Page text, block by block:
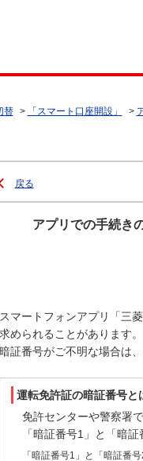
替 > 「スマート口座開設」 >
戻る
アプリでの手続き
スマートフォンアプリ「三
求められることがあります。
暗証番号がご不明な場合は
運転免許証の暗証番号と
免許センターや警察署
「暗証番号1」と「暗
「暗証番号1」と「暗証番